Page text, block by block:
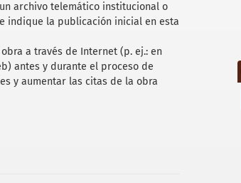
archivo telemático institucional o
indique la publicación inicial en esta
a través de Internet (p. ej.: en
antes y durante el proceso de
y aumentar las citas de la obra